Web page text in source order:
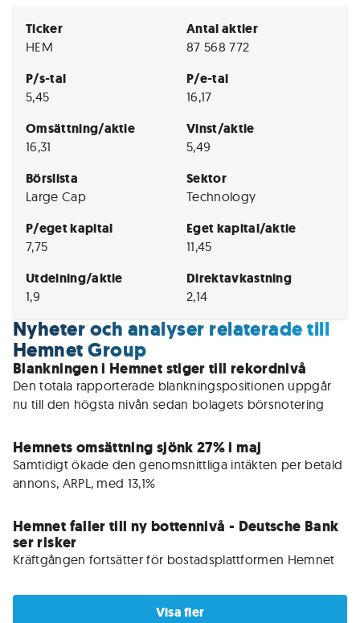
Ticker
HEM
Antal aktier
87 568 772
P/s-tal
5,45
P/e-tal
16,17
Omsättning/aktie
16,31
Vinst/aktie
5,49
Börslista
Large Cap
Sektor
Technology
P/eget kapital
7,75
Eget kapital/aktie
11,45
Utdelning/aktie
1,9
Direktavkastning
2,14
Nyheter och analyser relaterade till
Hemnet Group
Blankningen i Hemnet stiger till rekordnivå
Den totala rapporterade blankningspositionen uppgår
nu till den högsta nivån sedan bolagets börsnotering
Hemnets omsättning sjönk 27% i maj
Samtidigt ökade den genomsnittliga intäkten per betald
annons, ARPL, med 13,1%
Hemnet faller till ny bottennivå - Deutsche Bank
ser risker
Kräftgången fortsätter för bostadsplattformen Hemnet
Visa fler